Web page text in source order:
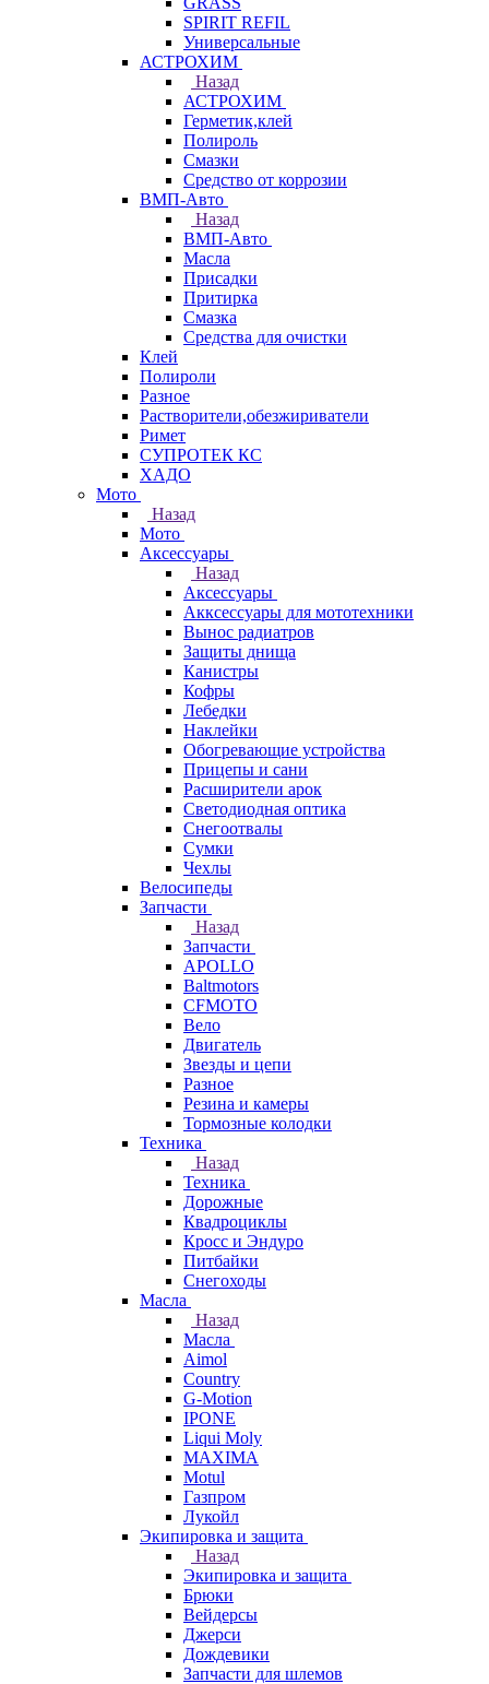
SPIRIT REFIL
Универсальные
АСТРОХИМ
Назад
АСТРОХИМ
Герметик,клей
Полироль
Смазки
Средство от коррозии
ВМП-Авто
Назад
ВМП-Авто
Масла
Присадки
Притирка
Смазка
Средства для очистки
Клей
Полироли
Разное
Растворители,обезжириватели
Римет
СУПРОТЕК КС
ХАДО
Мото
Назад
Мото
Аксессуары
Назад
Аксессуары
Акксессуары для мототехники
Вынос радиатров
Защиты днища
Канистры
Кофры
Лебедки
Наклейки
Обогревающие устройства
Прицепы и сани
Расширители арок
Светодиодная оптика
Снегоотвалы
Сумки
Чехлы
Велосипеды
Запчасти
Назад
Запчасти
APOLLO
Baltmotors
CFMOTO
Вело
Двигатель
Звезды и цепи
Разное
Резина и камеры
Тормозные колодки
Техника
Назад
Техника
Дорожные
Квадроциклы
Кросс и Эндуро
Питбайки
Снегоходы
Масла
Назад
Масла
Aimol
Country
G-Motion
IPONE
Liqui Moly
MAXIMA
Motul
Газпром
Лукойл
Экипировка и защита
Назад
Экипировка и защита
Брюки
Вейдерсы
Джерси
Дождевики
Запчасти для шлемов